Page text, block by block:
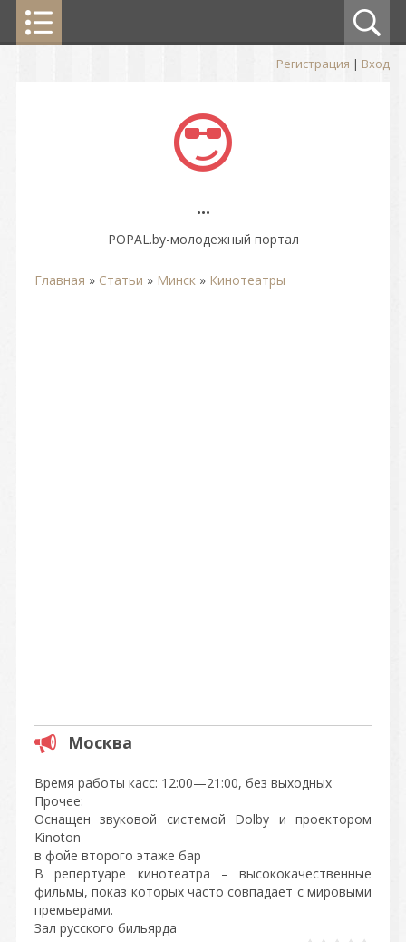
Регистрация | Вход
...
POPAL.by-молодежный портал
Главная » Статьи » Минск » Кинотеатры
Москва
Время работы касс: 12:00—21:00, без выходных
Прочее:
Оснащен звуковой системой Dolby и проектором
Kinoton
в фойе второго этаже бар
В репертуаре кинотеатра – высококачественные
фильмы, показ которых часто совпадает с мировыми
премьерами.
Зал русского бильярда